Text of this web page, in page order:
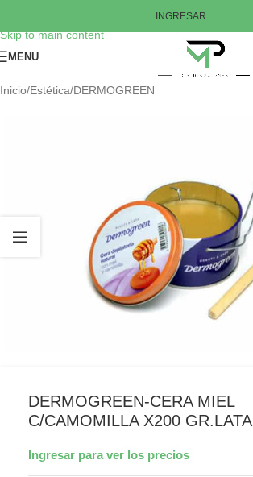
Skip to main content
INGRESAR
MENU
Inicio/Estética/DERMOGREEN
DERMOGREEN-CERA MIEL
C/CAMOMILLA X200 GR.LATA
Ingresar para ver los precios